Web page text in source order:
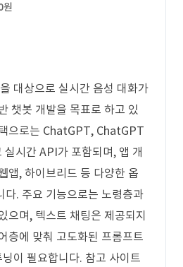
원
대상으로 실시간 음성 대화가
챗봇 개발을 목표로 하고 있
으로는 ChatGPT, ChatGPT
시간 API가 포함되며, 앱 개
앱, 하이브리드 등 다양한 옵
다. 주요 기능으로는 노령층과
으며, 텍스트 채팅은 제공되지
층에 맞춰 고도화된 프롬프트
이 필요합니다. 참고 사이트